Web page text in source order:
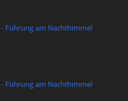
Führung am Nachthimmel
Führung am Nachthimmel